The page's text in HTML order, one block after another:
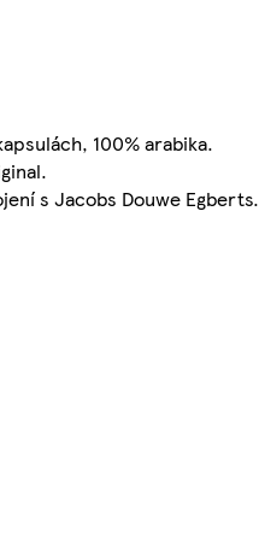
100% arabika.
s Jacobs Douwe Egberts.